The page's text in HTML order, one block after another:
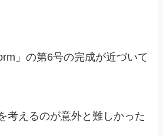
」の第6号の完成が近づいて
考えるのが意外と難しかった